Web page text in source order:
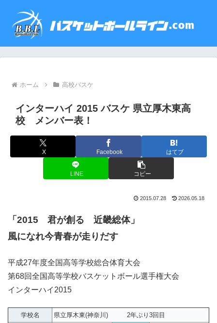
ホーム 高校バスケ
インターハイ 2015 バスケ 県立厚木東高
校 メンバー表！
X Facebook はてブ
LINE コピー
2015.07.28 2026.05.18
「2015 君が創る 近畿総体」
風になれ今青春が走りだす
平成27年度全国高等学校総合体育大会
第68回全国高等学校バスケットボール選手権大会
インターハイ2015
学校名
県立厚木東(神奈川) 2年ぶり3回目